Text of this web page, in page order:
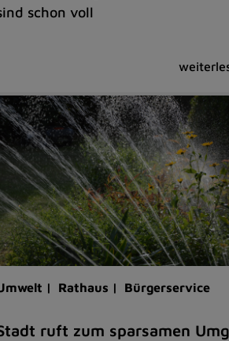
schon voll
| Rathaus | Bürgerservice
ruft zum sparsamen